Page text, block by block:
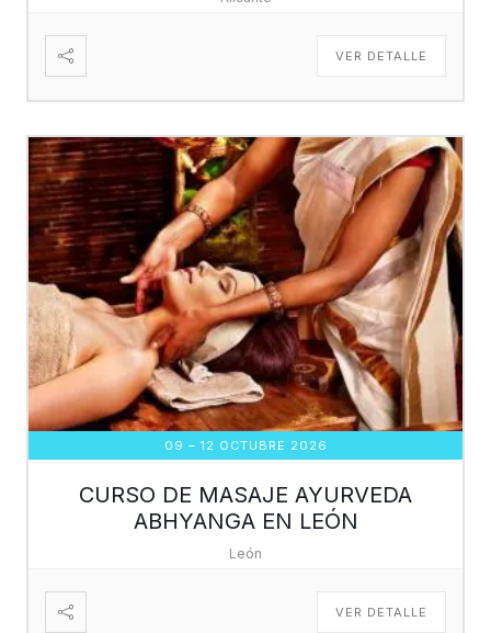
VER DETALLE
09 – 12 OCTUBRE 2026
CURSO DE MASAJE AYURVEDA
ABHYANGA EN LEÓN
León
VER DETALLE